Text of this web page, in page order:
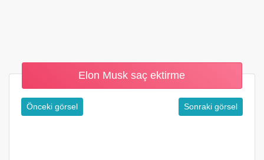
Elon Musk saç ektirme
Önceki görsel Sonraki görsel